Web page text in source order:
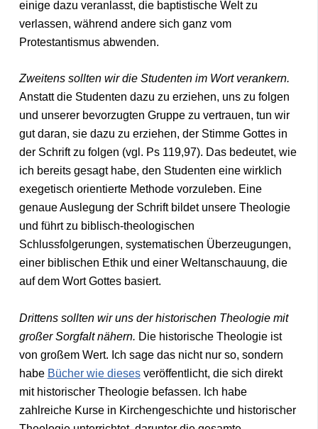
einige dazu veranlasst, die baptistische Welt zu
verlassen, während andere sich ganz vom
Protestantismus abwenden.
Zweitens sollten wir die Studenten im Wort verankern.
Anstatt die Studenten dazu zu erziehen, uns zu folgen
und unserer bevorzugten Gruppe zu vertrauen, tun wir
gut daran, sie dazu zu erziehen, der Stimme Gottes in
der Schrift zu folgen (vgl. Ps 119,97). Das bedeutet, wie
ich bereits gesagt habe, den Studenten eine wirklich
exegetisch orientierte Methode vorzuleben. Eine
genaue Auslegung der Schrift bildet unsere Theologie
und führt zu biblisch-theologischen
Schlussfolgerungen, systematischen Überzeugungen,
einer biblischen Ethik und einer Weltanschauung, die
auf dem Wort Gottes basiert.
Drittens sollten wir uns der historischen Theologie mit
großer Sorgfalt nähern. Die historische Theologie ist
von großem Wert. Ich sage das nicht nur so, sondern
habe Bücher wie diesesveröffentlicht, die sich direkt
mit historischer Theologie befassen. Ich habe
zahlreiche Kurse in Kirchengeschichte und historischer